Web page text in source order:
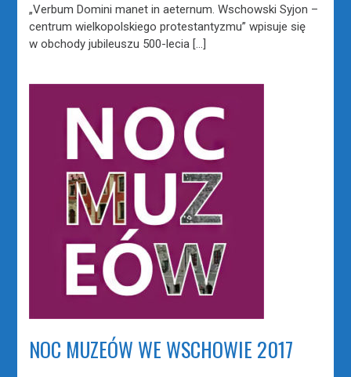
„Verbum Domini manet in aeternum. Wschowski Syjon –
centrum wielkopolskiego protestantyzmu” wpisuje się
w obchody jubileuszu 500-lecia […]
NOC MUZEÓW WE WSCHOWIE 2017